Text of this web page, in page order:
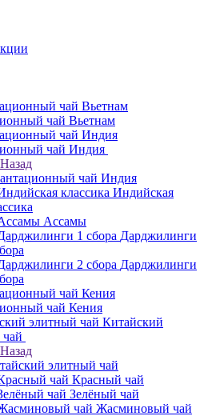
чай Вьетнам
чай Индия
Назад
чай Индия
Индийская
Ассамы
Дарджилинги
Дарджилинги
чай Кения
Китайский
Назад
элитный чай
Красный чай
Зелёный чай
Жасминовый чай